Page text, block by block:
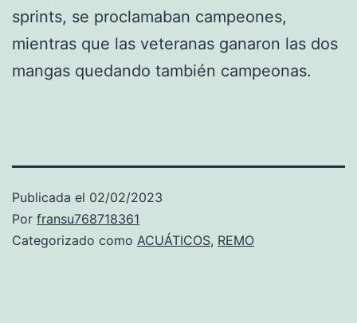
sprints, se proclamaban campeones,
mientras que las veteranas ganaron las dos
mangas quedando también campeonas.
Publicada el 02/02/2023
Por fransu768718361
Categorizado como ACUÁTICOS, REMO